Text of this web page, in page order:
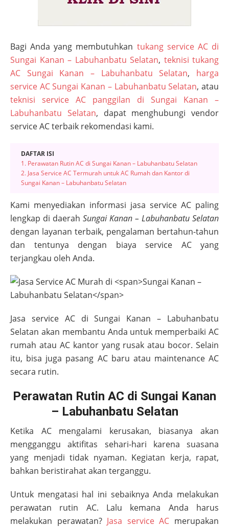
Bagi Anda yang membutuhkan tukang service AC di
Sungai Kanan – Labuhanbatu Selatan, teknisi tukang
AC Sungai Kanan – Labuhanbatu Selatan, harga
service AC Sungai Kanan – Labuhanbatu Selatan, atau
teknisi service AC panggilan di Sungai Kanan –
Labuhanbatu Selatan, dapat menghubungi vendor
service AC terbaik rekomendasi kami.
DAFTAR ISI
1. Perawatan Rutin AC di Sungai Kanan – Labuhanbatu Selatan
2. Jasa Service AC Termurah untuk AC Rumah dan Kantor di
Sungai Kanan – Labuhanbatu Selatan
Kami menyediakan informasi jasa service AC paling
lengkap di daerah Sungai Kanan – Labuhanbatu Selatan
dengan layanan terbaik, pengalaman bertahun-tahun
dan tentunya dengan biaya service AC yang
terjangkau oleh Anda.
Jasa service AC diSungai Kanan – Labuhanbatu
Selatan akan membantu Anda untuk memperbaiki AC
rumah atau AC kantor yang rusak atau bocor. Selain
itu, bisa juga pasang AC baru atau maintenance AC
secara rutin.
Perawatan Rutin AC di Sungai Kanan
– Labuhanbatu Selatan
Ketika AC mengalami kerusakan, biasanya akan
mengganggu aktifitas sehari-hari karena suasana
yang menjadi tidak nyaman. Kegiatan kerja, rapat,
bahkan beristirahat akan terganggu.
Untuk mengatasi hal ini sebaiknya Anda melakukan
perawatan rutin AC. Lalu kemana Anda harus
melakukan perawatan? Jasa service AC merupakan